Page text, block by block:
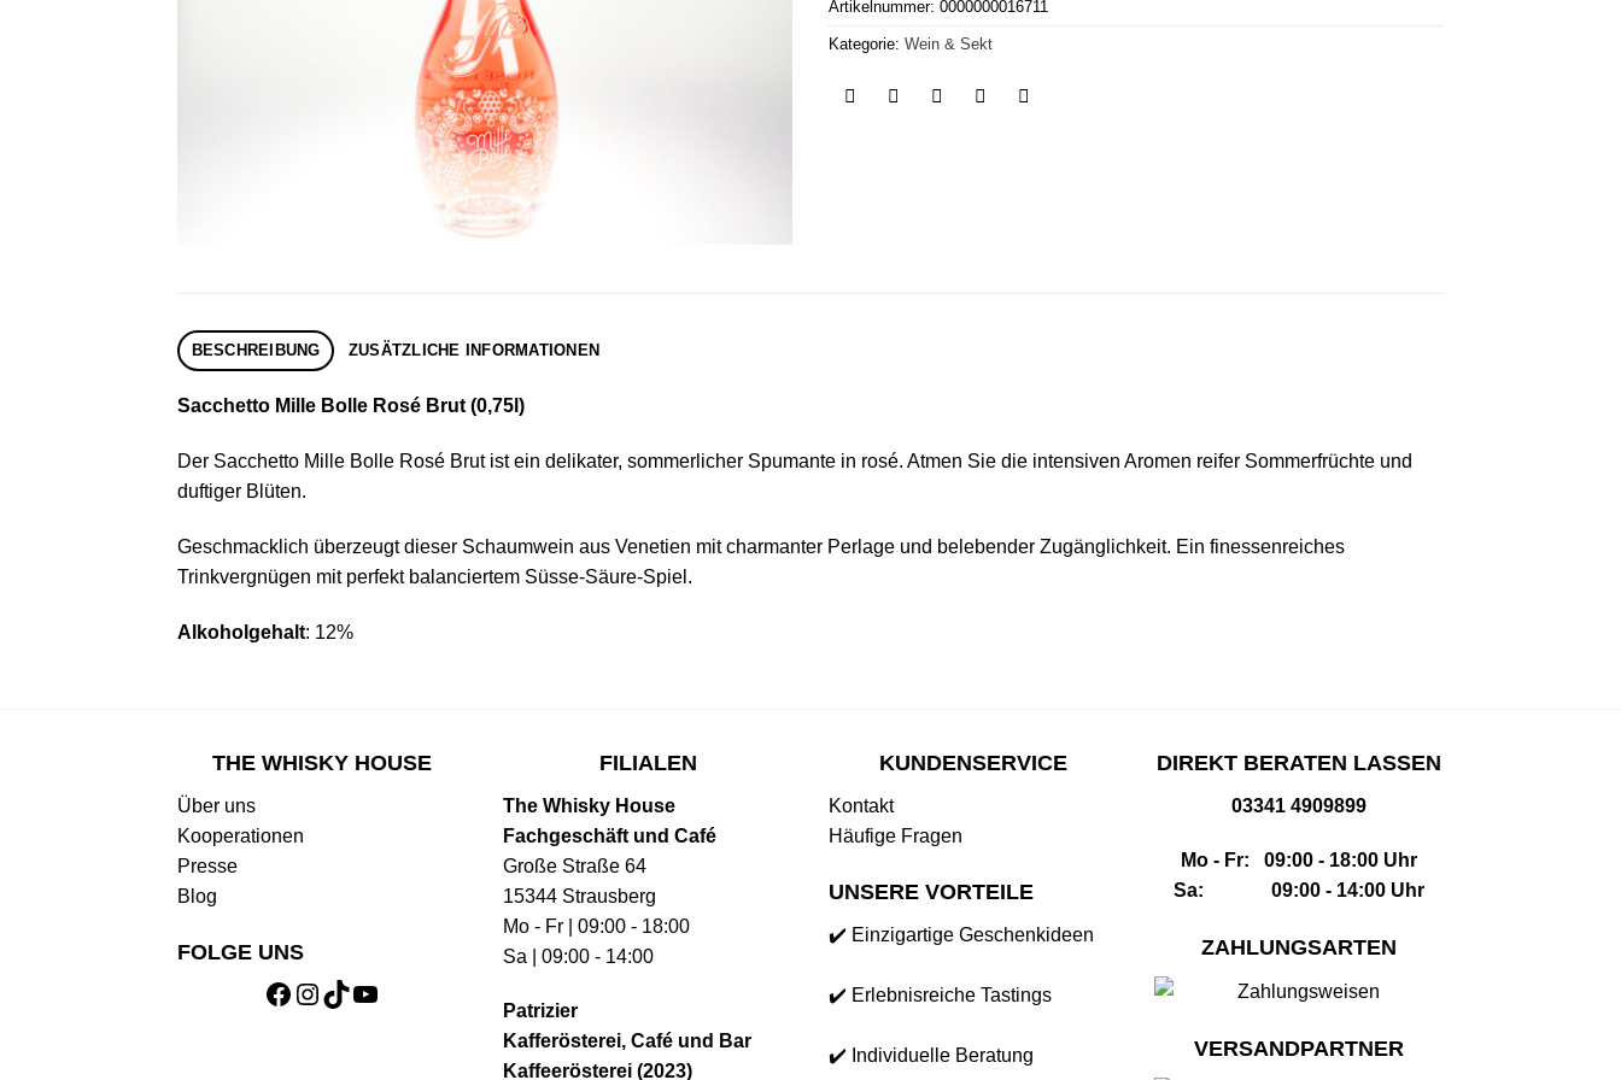
Artikelnummer: 0000000016711
Kategorie: Wein & Sekt
BESCHREIBUNG ZUSÄTZLICHE INFORMATIONEN
Sacchetto Mille Bolle Rosé Brut (0,75l)
Der Sacchetto Mille Bolle Rosé Brut ist ein delikater, sommerlicher Spumante in rosé. Atmen Sie die intensiven Aromen reifer Sommerfrüchte und
duftiger Blüten.
Geschmacklich überzeugt dieser Schaumwein aus Venetien mit charmanter Perlage und belebender Zugänglichkeit. Ein finessenreiches
Trinkvergnügen mit perfekt balanciertem Süsse-Säure-Spiel.
Alkoholgehalt: 12%
THE WHISKY HOUSE
Über uns
Kooperationen
Presse
Blog
FOLGE UNS
Facebook
Instagram
TikTokYouTube
FILIALEN
The Whisky House
Fachgeschäft und Café
Große Straße 64
15344 Strausberg
Mo - Fr | 09:00 - 18:00
Sa | 09:00 - 14:00
Patrizier
Kafferösterei, Café und Bar
Kaffeerösterei (2023)
KUNDENSERVICE
Kontakt
Häufige Fragen
UNSERE VORTEILE
✔️ Einzigartige Geschenkideen
✔️ Erlebnisreiche Tastings
✔️ Individuelle Beratung
DIREKT BERATEN LASSEN
03341 4909899
Mo - Fr: 09:00 - 18:00 Uhr
Sa: 09:00 - 14:00 Uhr
ZAHLUNGSARTEN
VERSANDPARTNER